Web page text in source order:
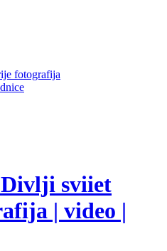
fotografija
sviiet
| video |